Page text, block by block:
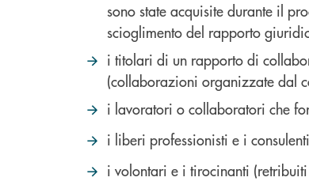
sono state acquisite durante il
scioglimento del rapporto
i titolari di un rapporto di
(collaborazioni organizzate dal
i lavoratori o collaboratori che
i liberi professionisti e i
i volontari e i tirocinanti